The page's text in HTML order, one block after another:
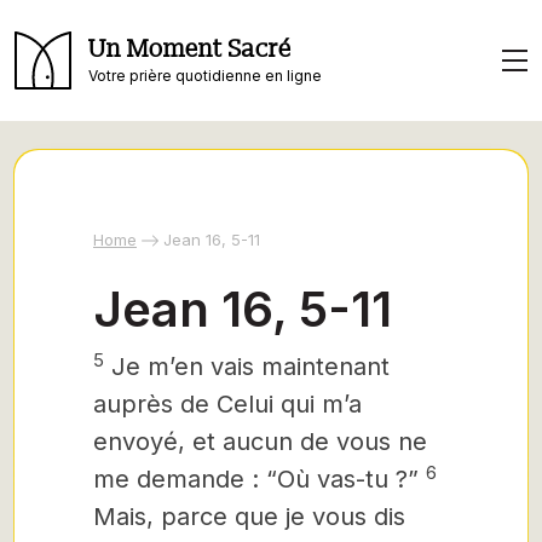
Un Moment Sacré
Votre prière quotidienne en ligne
Home Jean 16, 5-11
Jean 16, 5-11
5 Je m’en vais maintenant
auprès de Celui qui m’a
envoyé, et aucun de vous ne
me demande : “Où vas-tu ?” 6
Mais, parce que je vous dis